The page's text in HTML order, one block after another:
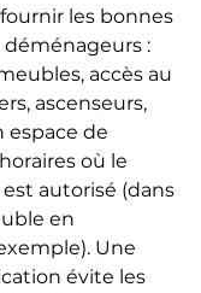
les bonnes
:
accès au
ascenseurs,
espace de
où le
autorisé (dans
en
Une
évite les